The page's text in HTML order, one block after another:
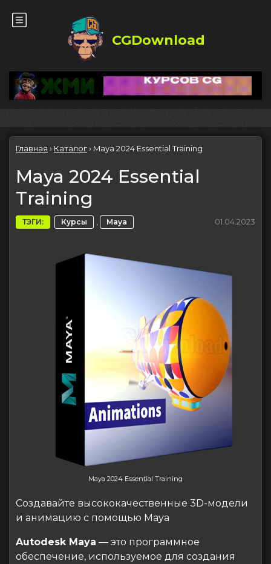
CGDownload
Главная › Каталог› Maya 2024 Essential Training
Maya 2024 Essential
Training
ТЭГИ: Курсы , Maya 01.04.2023
Maya 2024 Essential Training
Создавайте высококачественные 3D-модели
и анимацию с помощью Maya
Autodesk Maya — это программное
обеспечение, используемое для создания